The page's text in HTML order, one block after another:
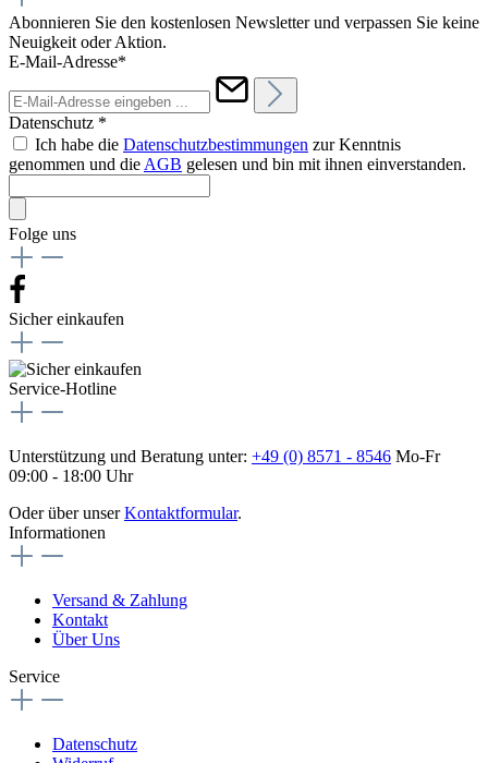
Abonnieren Sie den kostenlosen Newsletter und verpassen Sie keine
Neuigkeit oder Aktion.
E-Mail-Adresse*
Datenschutz *
Ich habe die Datenschutzbestimmungen zur Kenntnis
genommen und die AGB gelesen und bin mit ihnen einverstanden.
Folge uns
Sicher einkaufen
Service-Hotline
Unterstützung und Beratung unter: +49 (0) 8571 - 8546 Mo-Fr
09:00 - 18:00 Uhr
Oder über unserKontaktformular.
Informationen
Versand & Zahlung
Kontakt
Über Uns
Service
Datenschutz